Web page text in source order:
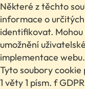
Některé z těchto
informace o
identifikovat.
umožnění
implementace webu.
Tyto soubory cookie
1 věty 1 písm. f